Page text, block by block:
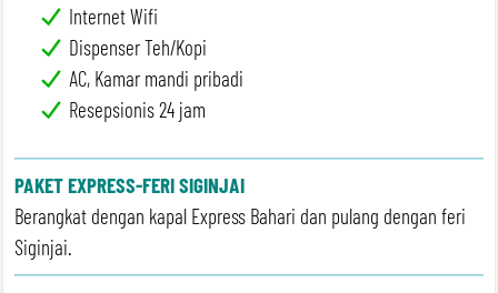
Internet Wifi
Dispenser Teh/Kopi
AC, Kamar mandi pribadi
Resepsionis 24 jam
PAKET EXPRESS-FERI SIGINJAI
Berangkat dengan kapal Express Bahari dan pulang dengan feri
Siginjai.